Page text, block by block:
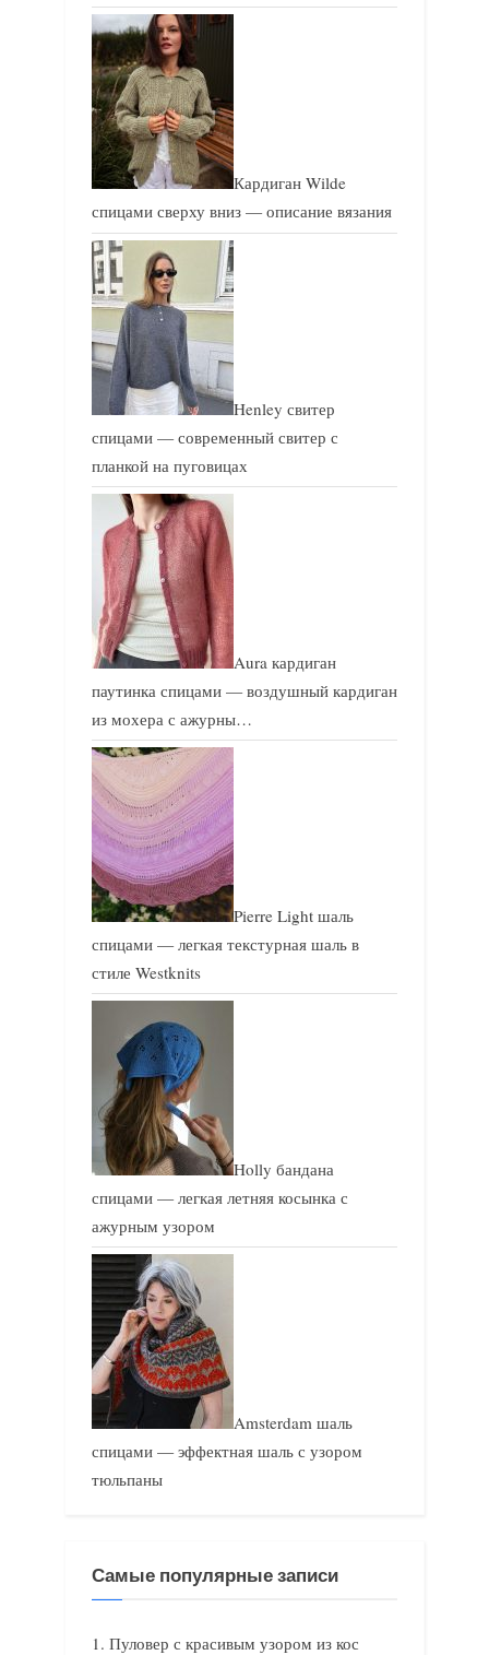
Кардиган Wilde
спицами сверху вниз — описание вязания
Henley свитер
спицами — современный свитер с
планкой на пуговицах
Aura кардиган
паутинка спицами — воздушный кардиган
из мохера с ажурны…
Pierre Light шаль
спицами — легкая текстурная шаль в
стиле Westknits
Holly бандана
спицами — легкая летняя косынка с
ажурным узором
Amsterdam шаль
спицами — эффектная шаль с узором
тюльпаны
Самые популярные записи
Пуловер с красивым узором из кос